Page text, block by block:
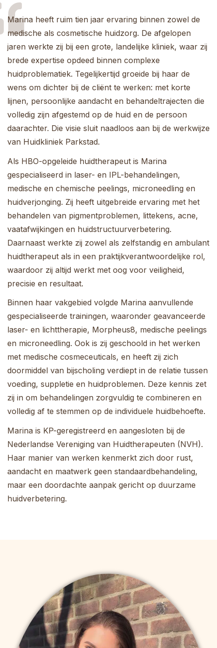
Marina heeft ruim tien jaar ervaring binnen zowel de
medische als cosmetische huidzorg. De afgelopen
jaren werkte zij bij een grote, landelijke kliniek, waar zij
brede expertise opdeed binnen complexe
huidproblematiek. Tegelijkertijd groeide bij haar de
wens om dichter bij de cliënt te werken: met korte
lijnen, persoonlijke aandacht en behandeltrajecten die
volledig zijn afgestemd op de huid en de persoon
daarachter. Die visie sluit naadloos aan bij de werkwijze
van Huidkliniek Parkstad.
Als HBO-opgeleide huidtherapeut is Marina
gespecialiseerd in laser- en IPL-behandelingen,
medische en chemische peelings, microneedling en
huidverjonging. Zij heeft uitgebreide ervaring met het
behandelen van pigmentproblemen, littekens, acne,
vaatafwijkingen en huidstructuurverbetering.
Daarnaast werkte zij zowel als zelfstandig en ambulant
huidtherapeut als in een praktijkverantwoordelijke rol,
waardoor zij altijd werkt met oog voor veiligheid,
precisie en resultaat.
Binnen haar vakgebied volgde Marina aanvullende
gespecialiseerde trainingen, waaronder geavanceerde
laser- en lichttherapie, Morpheus8, medische peelings
en microneedling. Ook is zij geschoold in het werken
met medische cosmeceuticals, en heeft zij zich
doormiddel van bijscholing verdiept in de relatie tussen
voeding, suppletie en huidproblemen. Deze kennis zet
zij in om behandelingen zorgvuldig te combineren en
volledig af te stemmen op de individuele huidbehoefte.
Marina is KP-geregistreerd en aangesloten bij de
Nederlandse Vereniging van Huidtherapeuten (NVH).
Haar manier van werken kenmerkt zich door rust,
aandacht en maatwerk geen standaardbehandeling,
maar een doordachte aanpak gericht op duurzame
huidverbetering.